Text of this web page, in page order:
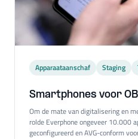
Apparaataanschaf Staging
Smartphones voor
Om de mate van digitalisering en
rolde Everphone ongeveer 10.000
geconfigureerd en AVG-conform